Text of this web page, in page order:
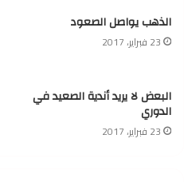
الذهب يواصل الصعود
23 فبراير، 2017
البعض لا يريد أندية الصعيد في
الدوري
23 فبراير، 2017